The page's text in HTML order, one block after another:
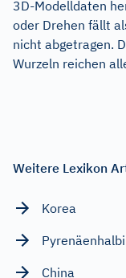
3D-Modelldaten
oder Drehen fällt
nicht abgetragen.
Wurzeln reichen
Weitere Lexikon
Korea
China